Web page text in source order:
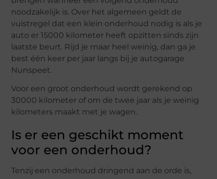
noodzakelijk is. Over het algemeen geldt de
vuistregel dat een klein onderhoud nodig is als je
auto er 15000 kilometer heeft opzitten sinds zijn
laatste beurt. Rijd je maar heel weinig, dan ga je
best één keer per jaar langs bij je autogarage
Nunspeet.
Voor een groot onderhoud wordt gerekend op
30000 kilometer of om de twee jaar als je weinig
kilometers maakt met je wagen.
Is er een geschikt moment
voor een onderhoud?
Tenzij een onderhoud dringend aan de orde is,